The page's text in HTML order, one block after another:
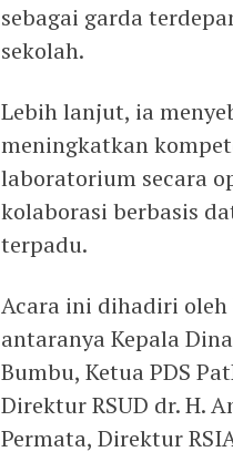
sebagai garda
sekolah.
Lebih lanjut, ia
meningkatkan
laboratorium secara
kolaborasi berbasis
terpadu.
Acara ini dihadiri oleh
antaranya Kepala
Bumbu, Ketua PDS
Direktur RSUD dr. H.
Permata, Direktur